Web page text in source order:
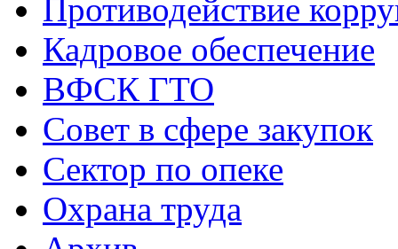
Противодействие
Кадровое обеспечение
ВФСК ГТО
Совет в сфере закупок
Сектор по опеке
Охрана труда